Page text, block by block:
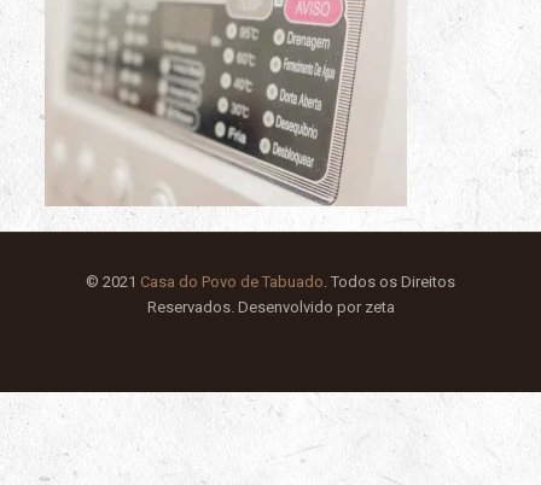
© 2021 Casa do Povo de Tabuado. Todos os Direitos
Reservados. Desenvolvido por zeta